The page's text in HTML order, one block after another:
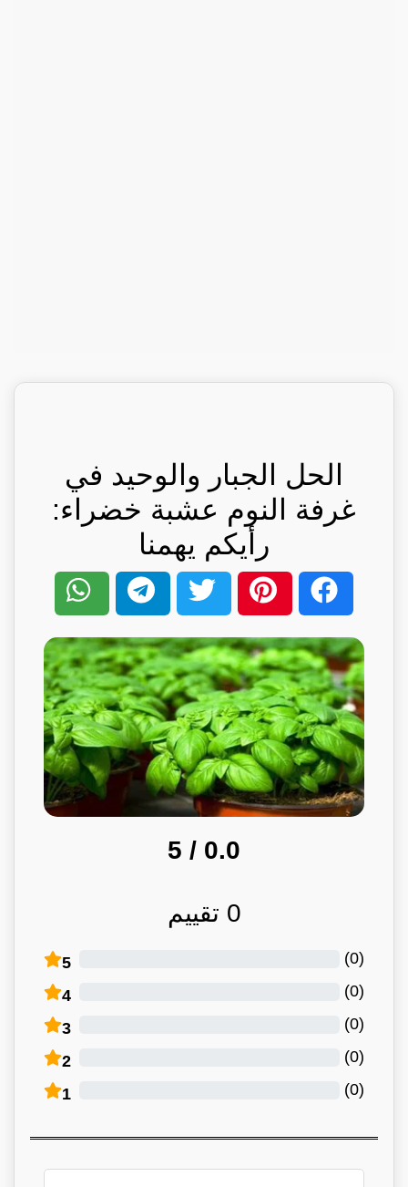
الحل الجبار والوحيد في
غرفة النوم عشبة خضراء:
رأيكم يهمنا
0.0
/ 5
0 تقييم
5 (
0
)
4 (
0
)
3 (
0
)
2 (
0
)
1 (
0
)